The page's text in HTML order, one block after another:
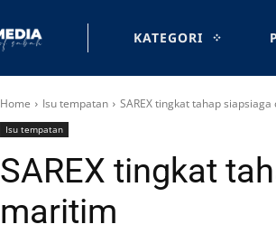
KATEGORI
Home Isu tempatan SAREX tingkat tahap
Isu tempatan
SAREX tingkat
maritim